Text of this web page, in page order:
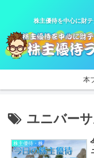
株主優待を中心に財
本
ユニバー
株主優待・株